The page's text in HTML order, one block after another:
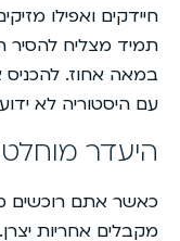
חיידקים ואפילו
תמיד מצליח להסיר
במאה אחוז. להכניס
עם היסטוריה לא
היעדר
כאשר אתם רוכשים
מקבלים אחריות